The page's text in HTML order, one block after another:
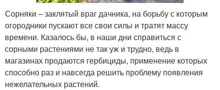
Сорняки – заклятый враг дачника, на борьбу с которым
огородники пускают все свои силы и тратят массу
времени. Казалось бы, в наши дни справиться с
сорными растениями не так уж и трудно, ведь в
магазинах продаются гербициды, применение которых
способно раз и навсегда решить проблему появления
нежелательных растений.